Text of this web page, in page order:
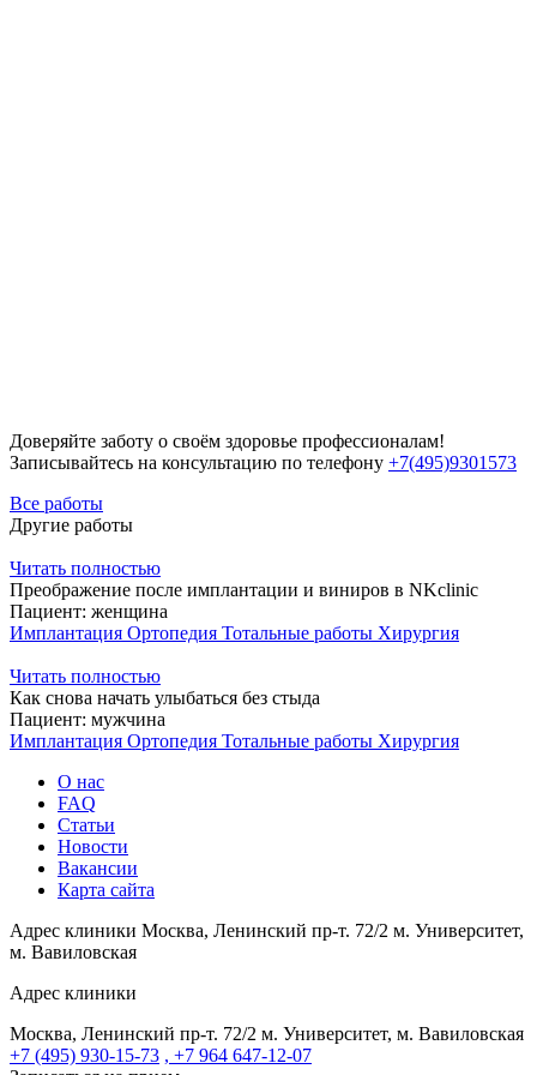
Доверяйте заботу о своём здоровье профессионалам!
Записывайтесь на консультацию по телефону +7(495)9301573
Все работы
Другие работы
Читать полностью
Преображение после имплантации и виниров в NKclinic
Пациент: женщина
Имплантация Ортопедия Тотальные работы Хирургия
Читать полностью
Как снова начать улыбаться без стыда
Пациент: мужчина
Имплантация Ортопедия Тотальные работы Хирургия
О нас
FAQ
Статьи
Новости
Вакансии
Карта сайта
Адрес клиники Москва, Ленинский пр-т. 72/2 м. Университет,
м. Вавиловская
Адрес клиники
Москва, Ленинский пр-т. 72/2 м. Университет, м. Вавиловская
+7 (495) 930-15-73 , +7 964 647-12-07